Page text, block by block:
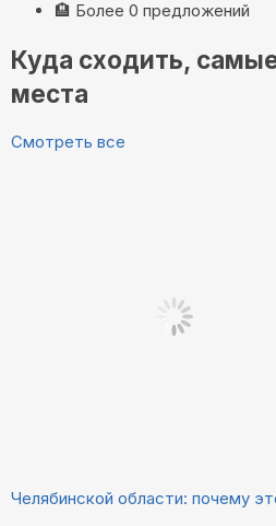
🏨 Более 0 предложений
Куда сходить,
места
Смотреть все
Челябинской области: почему